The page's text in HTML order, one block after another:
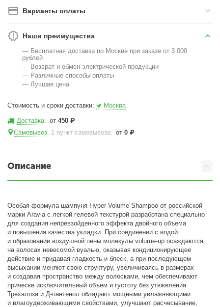
Варианты оплаты
Наши преимущества
— Бесплатная доставка по Москве при заказе от 3 000
рублей
— Возврат и обмен электрической продукции
— Различные способы оплаты
— Лучшая цена
Стоимость и сроки доставки: Москва
Доставка: от450 ₽
Самовывоз, 1 пункт самовывоза: от0 ₽
Описание
Особая формула шампуня Hyper Volume Shampoo от российской
марки Aravia с легкой гелевой текстурой разработана специально
для создания непревзойденного эффекта двойного объема
и повышения качества укладки. При соединении с водой
и образовании воздушной пены молекулы volume-up осаждаются
на волосах невесомой вуалью, оказывая кондиционирующее
действие и придавая гладкость и блеск, а при последующем
высыхании меняют свою структуру, увеличиваясь в размерах
и создавая пространство между волосками, чем обеспечивают
прическе исключительный объем и густоту без утяжеления.
Трехалоза и Д-пантенол обладают мощными увлажняющими
и влагоудерживающими свойствами, улучшают расчесывание,